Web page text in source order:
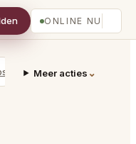
ONLINE NU
Adviseurs
Meer acties ⌄